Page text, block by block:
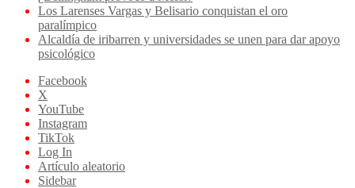
Los Larenses Vargas y Belisario conquistan el oro
paralímpico
Alcaldía de iribarren y universidades se unen para dar apoyo
psicológico
Facebook
X
YouTube
Instagram
TikTok
Log In
Artículo aleatorio
Sidebar